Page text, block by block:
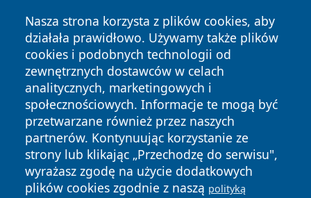
Nasza strona korzysta z plików cookies, aby
działała prawidłowo. Używamy także plików
cookies i podobnych technologii od
zewnętrznych dostawców w celach
analitycznych, marketingowych i
społecznościowych. Informacje te mogą być
przetwarzane również przez naszych
partnerów. Kontynuując korzystanie ze
strony lub klikając „Przechodzę do serwisu",
wyrażasz zgodę na użycie dodatkowych
plików cookies zgodnie z naszą polityką
Copyright © 2026 faktyopole.pl Wszystkie prawa zastrzeżone.
News Autorzy
Polityka
Prywatności
Polityka
Cookies